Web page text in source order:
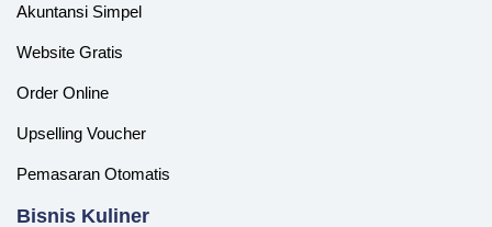
Akuntansi Simpel
Website Gratis
Order Online
Upselling Voucher
Pemasaran Otomatis
‎Bisnis Kuliner